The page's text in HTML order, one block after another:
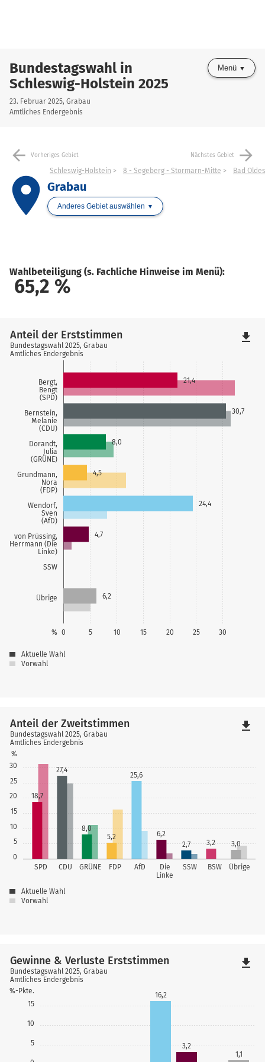
Bundestagswahl in
Schleswig-Holstein 2025
23. Februar 2025, Grabau
Amtliches Endergebnis
Menü
arrow_back Vorheriges Gebiet Nächstes Gebiet arrow_forward
place
Schleswig-Holstein 8 - Segeberg - Stormarn-Mitte Bad
Grabau
Anderes Gebiet auswählen
Wahlbeteiligung (s. Fachliche Hinweise im Menü):
65,2 %
Bergt,
Bengt
(SPD)
Bernstein,
Melanie
(CDU)
Dorandt,
Julia
(GRÜNE)
Grundmann,
Nora
(FDP)
Wendorf,
Sven
(AfD)
von Prüssing,
Herrmann (Die
Linke)
SSW
Übrige
0 5 10 15 20 25 30
%
21,4
30,7
8,0
4,5
24,4
4,7
6,2
Anteil der Erststimmen
Bundestagswahl 2025, Grabau
Amtliches Endergebnis
Aktuelle Wahl
Vorwahl
file_download
0
5
10
15
20
25
30
%
SPD CDU GRÜNE FDP AfD
Die
Linke
SSW BSW Übrige
18,7
27,4
8,0
5,2
25,6
6,2
2,7
3,2 3,0
Anteil der Zweitstimmen
Bundestagswahl 2025, Grabau
Amtliches Endergebnis
Aktuelle Wahl
Vorwahl
file_download
5
10
15
%-Pkte.
16,2
3,2
1,1
Gewinne & Verluste Erststimmen
Bundestagswahl 2025, Grabau
Amtliches Endergebnis
file_download